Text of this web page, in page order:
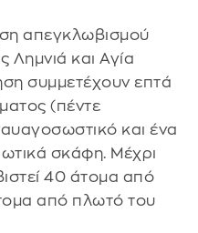
απεγκλωβισμού
Λημνιά και Αγία
συμμετέχουν επτά
(πέντε
και ένα
σκάφη. Μέχρι
40 άτομα από
από πλωτό του